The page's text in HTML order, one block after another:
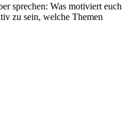
sprechen: Was motiviert euch
zu sein, welche Themen